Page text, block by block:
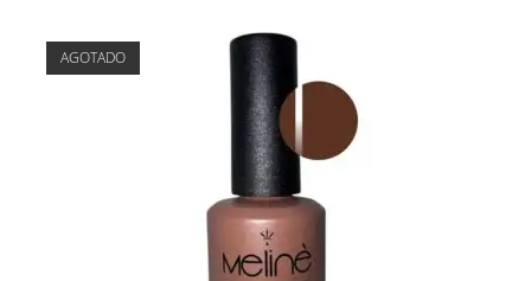
AGOTADO